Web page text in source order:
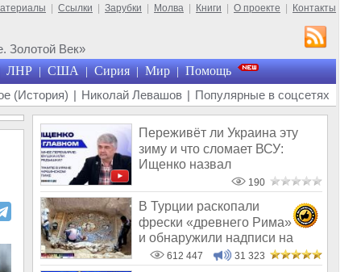
Ссылки Зарубки Молва Книги О проекте Контакты
Золотой Век»
ЛНР | США | Сирия | Мир | Помощь
(История) | Николай Левашов | Популярные в соцсетях
Переживёт ли Украина эту
зиму и что сломает ВСУ:
Ищенко назвал
единственное решение
190
В Турции раскопали
фрески «древнего Рима»
и обнаружили надписи на
Русском!
612 447 31 323